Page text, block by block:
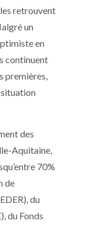
retrouvent
un
en
continuent
premières,
des
Aquitaine,
70%
de
du
du Fonds